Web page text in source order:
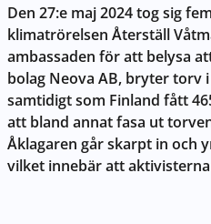
Den 27:e maj 2024 tog sig
klimatrörelsen Återställ
ambassaden för att belysa
bolag Neova AB, bryter torv
samtidigt som Finland fått
att bland annat fasa ut
Åklagaren går skarpt in och
vilket innebär att